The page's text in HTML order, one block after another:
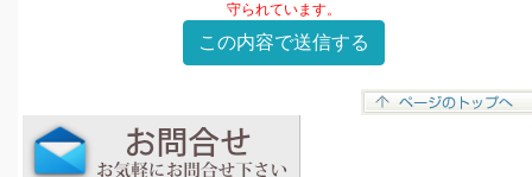
守られています。